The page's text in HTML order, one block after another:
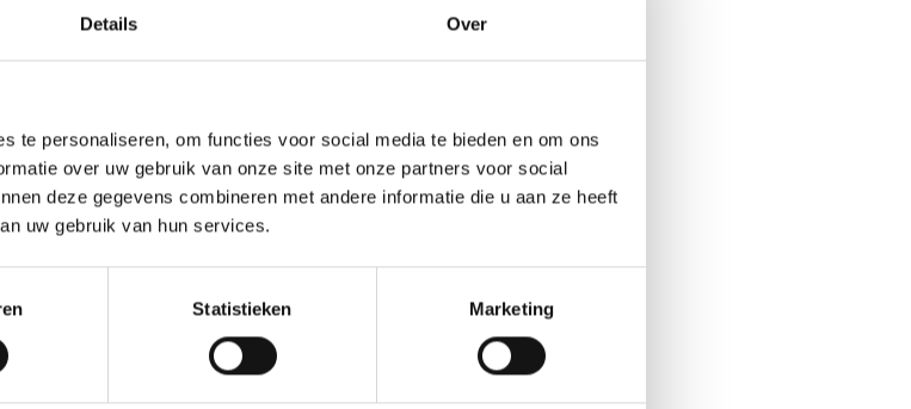
Details Over
te personaliseren, om functies voor social media te bieden en om ons
over uw gebruik van onze site met onze partners voor social
deze gegevens combineren met andere informatie die u aan ze heeft
uw gebruik van hun services.
Statistieken Marketing
de Kempen
Onderdelen en aandachtsgebieden van dit onderzoek zijn:
van de ondernemers op de Kempische
bezighouden met duurzaamheid.
mogelijkheden om deze energieverbruiken te
en overheidsniveau).
t.b.v. de bewustwording van ondernemers op